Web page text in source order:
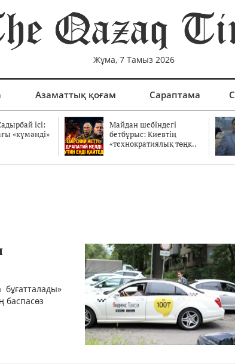
Жұма, 7 Тамыз 2026
Азаматтық қоғам Сараптама
ісі:
«күмәнді»
Майдан шебіндегі
бетбұрыс: Киевтің
«технократиялық төңк..
бұғатталады»
баспасөз